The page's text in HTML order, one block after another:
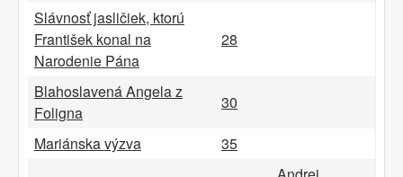
Slávnosť jasličiek, ktorú
František konal na
Narodenie Pána
28
Blahoslavená Angela z
Foligna
30
Mariánska výzva
35